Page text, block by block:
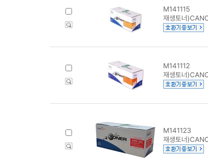
M141115
재생토너
M141112
재생토너
M141123
재생토너